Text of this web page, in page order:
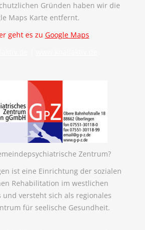
Gründen haben wir die
Maps Karte entfernt.
geht es zu Google Maps
Zentrum?
ist eine Einrichtung der sozialen
Rehabilitation im westlichen
und versteht sich als regionales
für seelische Gesundheit.